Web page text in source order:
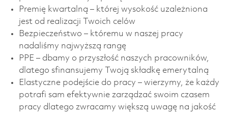
Premię kwartalną – której wysokość uzależniona
jest od realizacji Twoich celów
Bezpieczeństwo – któremu w naszej pracy
nadaliśmy najwyższą rangę
PPE – dbamy o przyszłość naszych pracowników,
dlatego sfinansujemy Twoją składkę emerytalną
Elastyczne podejście do pracy – wierzymy, że każdy
potrafi sam efektywnie zarządzać swoim czasem
pracy dlatego zwracamy większą uwagę na jakość